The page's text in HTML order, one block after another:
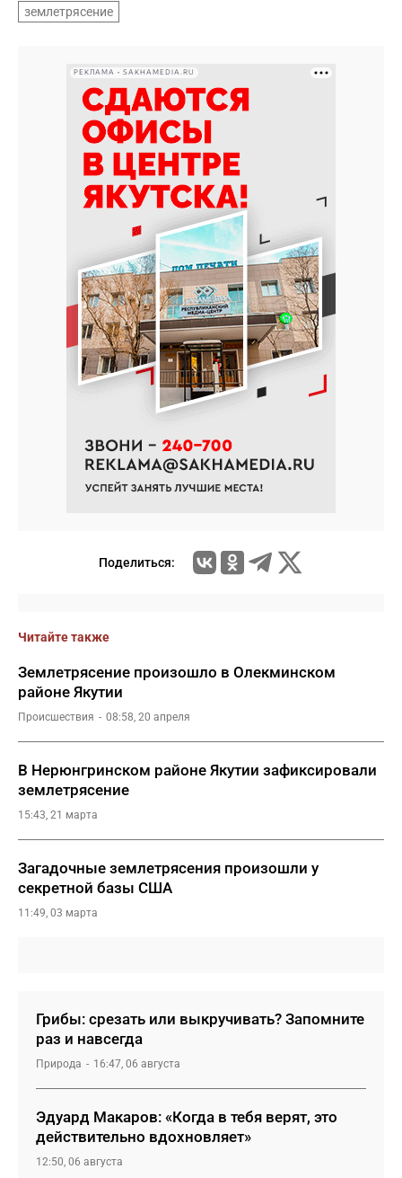
землетрясение
РЕКЛАМА • SAKHAMEDIA.RU
Поделиться:
Читайте также
Землетрясение произошло в Олекминском
районе Якутии
Происшествия 08:58, 20 апреля
В Нерюнгринском районе Якутии зафиксировали
землетрясение
15:43, 21 марта
Загадочные землетрясения произошли у
секретной базы США
11:49, 03 марта
Грибы: срезать или выкручивать? Запомните
раз и навсегда
Природа 16:47, 06 августа
Эдуард Макаров: «Когда в тебя верят, это
действительно вдохновляет»
12:50, 06 августа